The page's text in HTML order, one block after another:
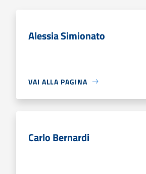
Alessia Simionato
VAI ALLA PAGINA
Carlo Bernardi